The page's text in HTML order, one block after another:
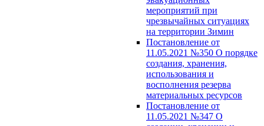
мероприятий при
чрезвычайных ситуациях
на территории Зимин
Постановление от
11.05.2021 №350 О порядке
создания, хранения,
использования и
восполнения резерва
материальных ресурсов
Постановление от
11.05.2021 №347 О